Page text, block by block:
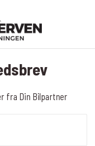
fra Din Bilpartner